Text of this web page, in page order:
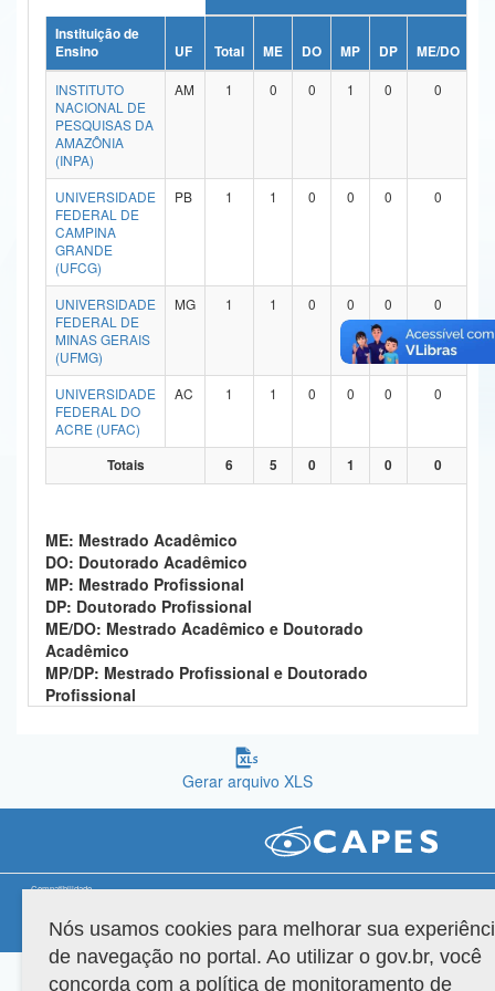
Ministério da Ciência, Tecnologia, Inovações e Comunicações
Ministério do Meio Ambiente
Ministério do Turismo
Ministério do Desenvolvimento Regional
Controladoria-Geral da União
Ministério da Mulher, da Família e dos Direitos Humanos
Secretaria de Governo
Gabinete de Segurança Institucional
Advocacia-Geral da União
Banco Central do Brasil
Instituição de
Ensino
UF Total ME DO MP DP ME/DO
INSTITUTO
NACIONAL DE
PESQUISAS DA
AMAZÔNIA
(INPA)
AM 1 0 0 1 0 0
UNIVERSIDADE
FEDERAL DE
CAMPINA
GRANDE
(UFCG)
PB 1 1 0 0 0 0
UNIVERSIDADE
FEDERAL DE
MINAS GERAIS
(UFMG)
MG 1 1 0 0 0 0
UNIVERSIDADE
FEDERAL DO
ACRE (UFAC)
AC 1 1 0 0 0 0
Totais 6 5 0 1 0 0
ME: Mestrado Acadêmico
DO: Doutorado Acadêmico
MP: Mestrado Profissional
DP: Doutorado Profissional
ME/DO: Mestrado Acadêmico e Doutorado
Acadêmico
MP/DP: Mestrado Profissional e Doutorado
Profissional
Gerar arquivo XLS
Compatibilidade
Versão do sistema: 3.88.9 Copyright 2022 Capes. Todos os direitos reservados.
Nós usamos cookies para melhorar sua
de navegação no portal. Ao utilizar o gov.br, você
concorda com a política de monitoramento de